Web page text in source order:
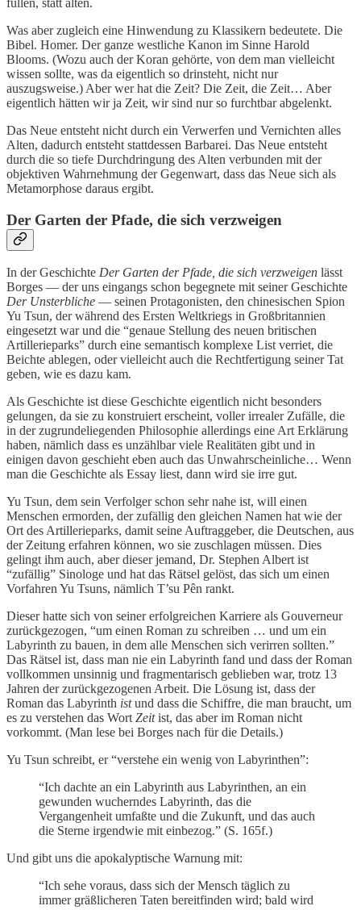
Was aber zugleich eine Hinwendung zu Klassikern bedeutete. Die
Bibel. Homer. Der ganze westliche Kanon im Sinne Harold
Blooms. (Wozu auch der Koran gehörte, von dem man vielleicht
wissen sollte, was da eigentlich so drinsteht, nicht nur
auszugsweise.) Aber wer hat die Zeit? Die Zeit, die Zeit… Aber
eigentlich hätten wir ja Zeit, wir sind nur so furchtbar abgelenkt.
Das Neue entsteht nicht durch ein Verwerfen und Vernichten alles
Alten, dadurch entsteht stattdessen Barbarei. Das Neue entsteht
durch die so tiefe Durchdringung des Alten verbunden mit der
objektiven Wahrnehmung der Gegenwart, dass das Neue sich als
Metamorphose daraus ergibt.
Der Garten der Pfade, die sich verzweigen
In der Geschichte Der Garten der Pfade, die sich verzweigen lässt
Borges — der uns eingangs schon begegnete mit seiner Geschichte
Der Unsterbliche — seinen Protagonisten, den chinesischen Spion
Yu Tsun, der während des Ersten Weltkriegs in Großbritannien
eingesetzt war und die “genaue Stellung des neuen britischen
Artillerieparks” durch eine semantisch komplexe List verriet, die
Beichte ablegen, oder vielleicht auch die Rechtfertigung seiner Tat
geben, wie es dazu kam.
Als Geschichte ist diese Geschichte eigentlich nicht besonders
gelungen, da sie zu konstruiert erscheint, voller irrealer Zufälle, die
in der zugrundeliegenden Philosophie allerdings eine Art Erklärung
haben, nämlich dass es unzählbar viele Realitäten gibt und in
einigen davon geschieht eben auch das Unwahrscheinliche… Wenn
man die Geschichte als Essay liest, dann wird sie irre gut.
Yu Tsun, dem sein Verfolger schon sehr nahe ist, will einen
Menschen ermorden, der zufällig den gleichen Namen hat wie der
Ort des Artillerieparks, damit seine Auftraggeber, die Deutschen, aus
der Zeitung erfahren können, wo sie zuschlagen müssen. Dies
gelingt ihm auch, aber dieser jemand, Dr. Stephen Albert ist
“zufällig” Sinologe und hat das Rätsel gelöst, das sich um einen
Vorfahren Yu Tsuns, nämlich T’su Pên rankt.
Dieser hatte sich von seiner erfolgreichen Karriere als Gouverneur
zurückgezogen, “um einen Roman zu schreiben … und um ein
Labyrinth zu bauen, in dem alle Menschen sich verirren sollten.”
Das Rätsel ist, dass man nie ein Labyrinth fand und dass der Roman
vollkommen unsinnig und fragmentarisch geblieben war, trotz 13
Jahren der zurückgezogenen Arbeit. Die Lösung ist, dass der
Roman das Labyrinth istund dass die Schiffre, die man braucht, um
es zu verstehen das Wort Zeitist, das aber im Roman nicht
vorkommt. (Man lese bei Borges nach für die Details.)
Yu Tsun schreibt, er “verstehe ein wenig von Labyrinthen”:
“Ich dachte an ein Labyrinth aus Labyrinthen, an ein
gewunden wucherndes Labyrinth, das die
Vergangenheit umfaßte und die Zukunft, und das auch
die Sterne irgendwie mit einbezog.” (S. 165f.)
Und gibt uns die apokalyptische Warnung mit:
“Ich sehe voraus, dass sich der Mensch täglich zu
immer gräßlicheren Taten bereitfinden wird; bald wird